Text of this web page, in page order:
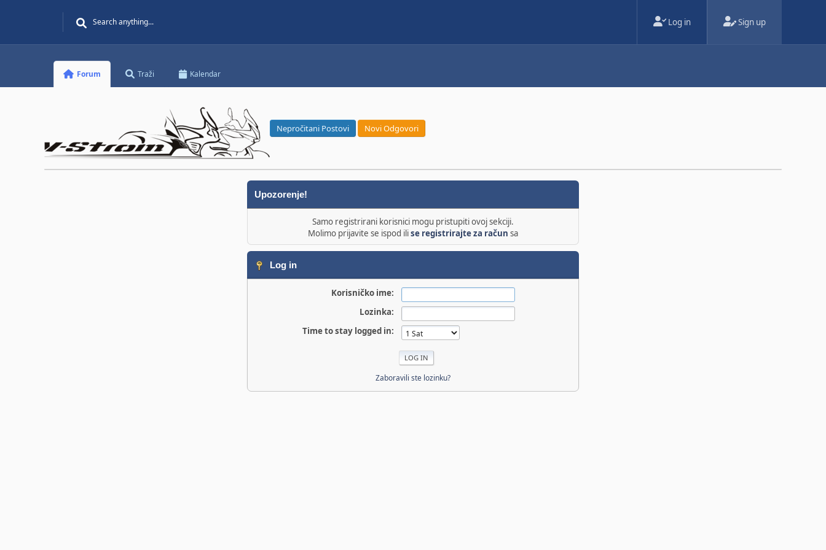
Log in Sign up
Forum Traži Kalendar
Nepročitani Postovi Novi Odgovori
Upozorenje!
Samo registrirani korisnici mogu pristupiti ovoj sekciji.
Molimo prijavite se ispod ilise registrirajte za račun sa
Log in
Korisničko ime:
Lozinka:
Time to stay logged in:
Zaboravili ste lozinku?